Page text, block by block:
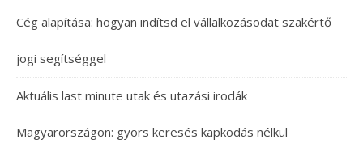
Cég alapítása: hogyan indítsd el vállalkozásodat szakértő
jogi segítséggel
Aktuális last minute utak és utazási irodák
Magyarországon: gyors keresés kapkodás nélkül